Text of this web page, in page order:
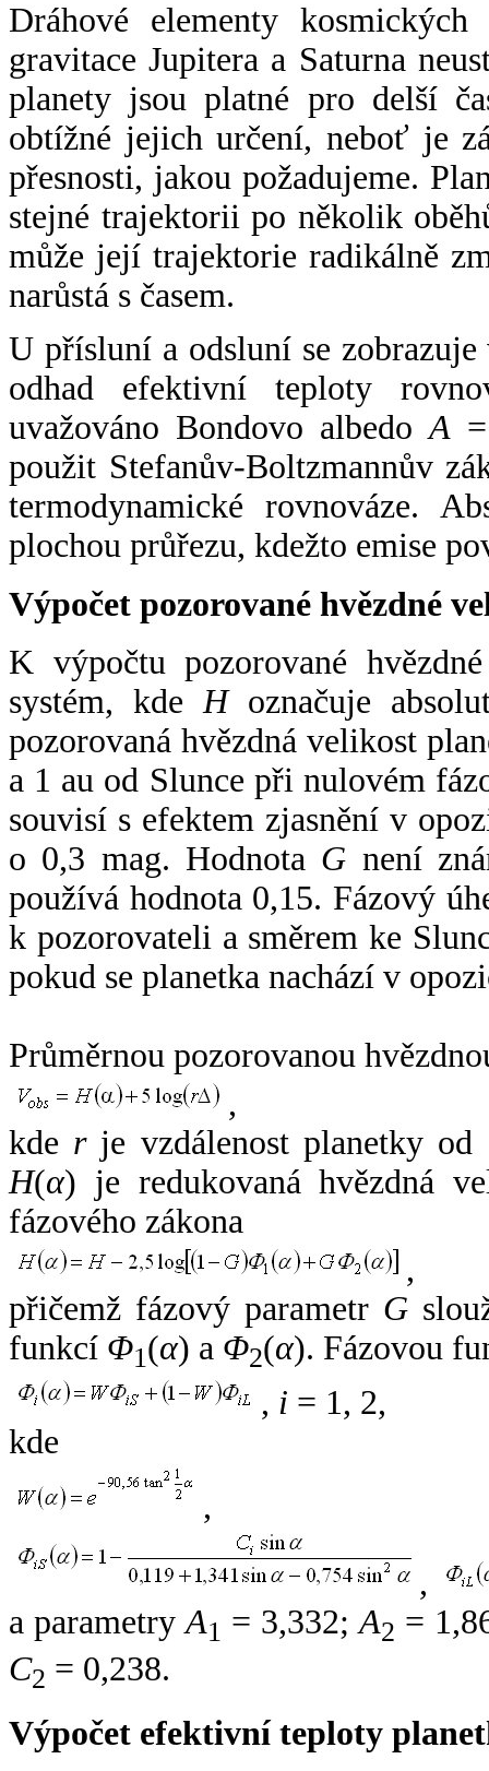
Dráhové elementy
gravitace Jupitera a Saturna
planety jsou platné pro delší
obtížné jejich určení, neboť je
přesnosti, jakou požadujeme.
stejné trajektorii po několik
může její trajektorie radikálně
narůstá s časem.
U přísluní a odsluní se
odhad efektivní teploty
uvažováno Bondovo albedoA
použit Stefanův-Boltzmannův
termodynamické rovnováze.
plochou průřezu, kdežto emise
Výpočet pozorované hvězdné
K výpočtu pozorované
systém, kde Hoznačuje
pozorovaná hvězdná velikost
a 1 au od Slunce při nulovém
souvisí s efektem zjasnění v
o 0,3 mag. Hodnota G není
používá hodnota 0,15. Fázový
k pozorovateli a směrem ke
pokud se planetka nachází v
Průměrnou pozorovanou
,
kde rje vzdálenost planetky od
H(α) je redukovaná hvězdná
fázového zákona
,
přičemž fázový parametr G
funkcí Φ1(α) a Φ2(α). Fázovou
, i = 1, 2,
kde
,
,
a parametryA1 = 3,332;A2 =
C2 = 0,238.
Výpočet efektivní teploty